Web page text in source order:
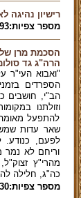
רישיון נהיגה
מספר צפיות:13193
הסכמת מרן
הרה"ג גד
"ואבוא העי"ר
הספרדים
הב"י, חושבים
וזולתנו
להתפעל
שאר עדות
לפעם, כנודע.
וריחם לא נמר
מהרי"ץ
כה"ג, חלילה
מספר צפיות:14830